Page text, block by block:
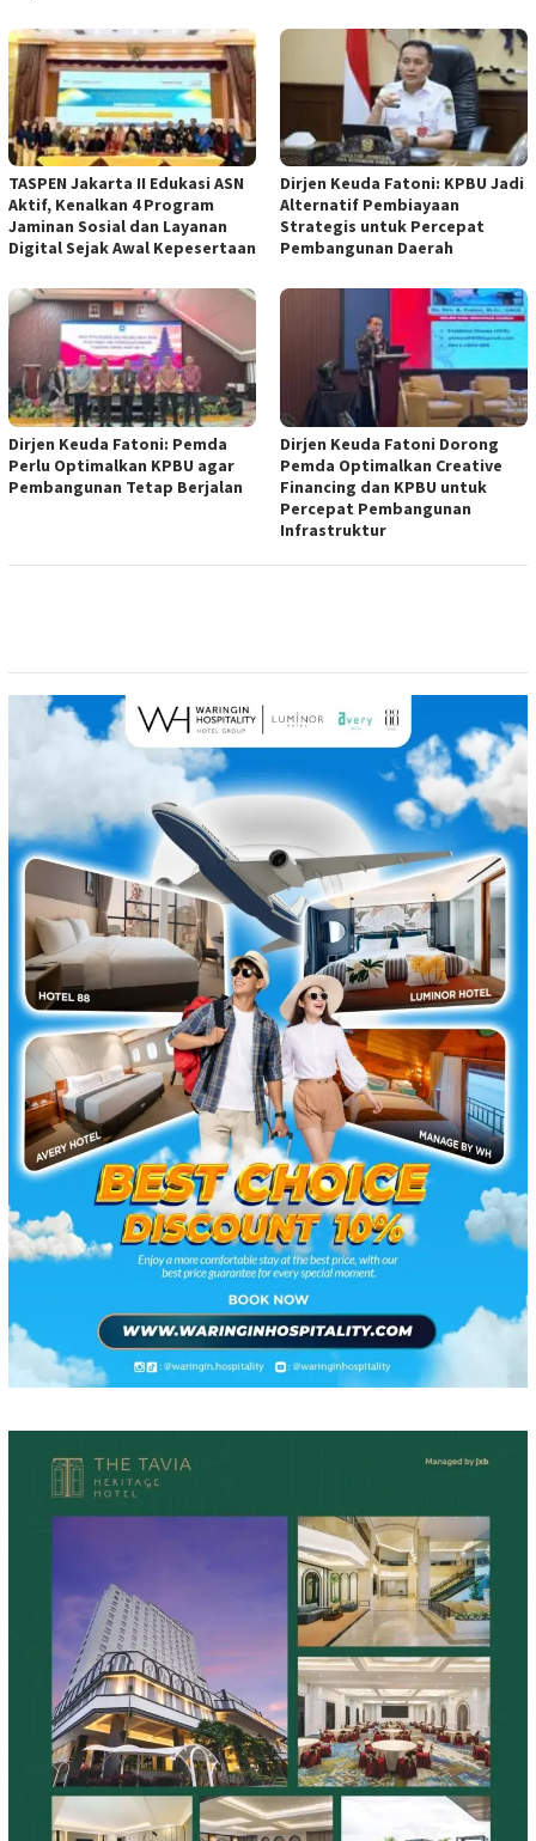
TASPEN Jakarta II Edukasi ASN
Aktif, Kenalkan 4 Program
Jaminan Sosial dan Layanan
Digital Sejak Awal Kepesertaan
Dirjen Keuda Fatoni: KPBU Jadi
Alternatif Pembiayaan
Strategis untuk Percepat
Pembangunan Daerah
Dirjen Keuda Fatoni: Pemda
Perlu Optimalkan KPBU agar
Pembangunan Tetap Berjalan
Dirjen Keuda Fatoni Dorong
Pemda Optimalkan Creative
Financing dan KPBU untuk
Percepat Pembangunan
Infrastruktur